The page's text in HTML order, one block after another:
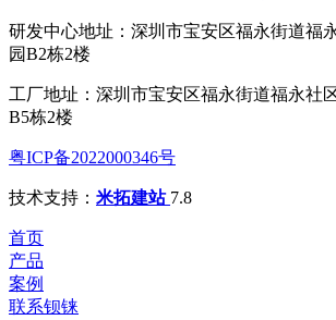
研发中心地址：深圳市宝安区福永街道福
园B2栋2楼
工厂地址：深圳市宝安区福永街道福永社
B5栋2楼
粤ICP备2022000346号
技术支持： 米拓建站 7.8
首页
产品
案例
联系钡铼